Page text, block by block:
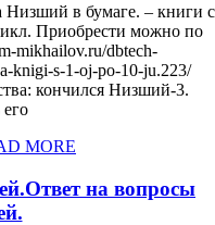
Низший в бумаге. – книги с
Приобрести можно по
mikhailov.ru/dbtech-
knigi-s-1-oj-po-10-ju.223/
кончился Низший-3.
его
MORE
Ответ на вопросы